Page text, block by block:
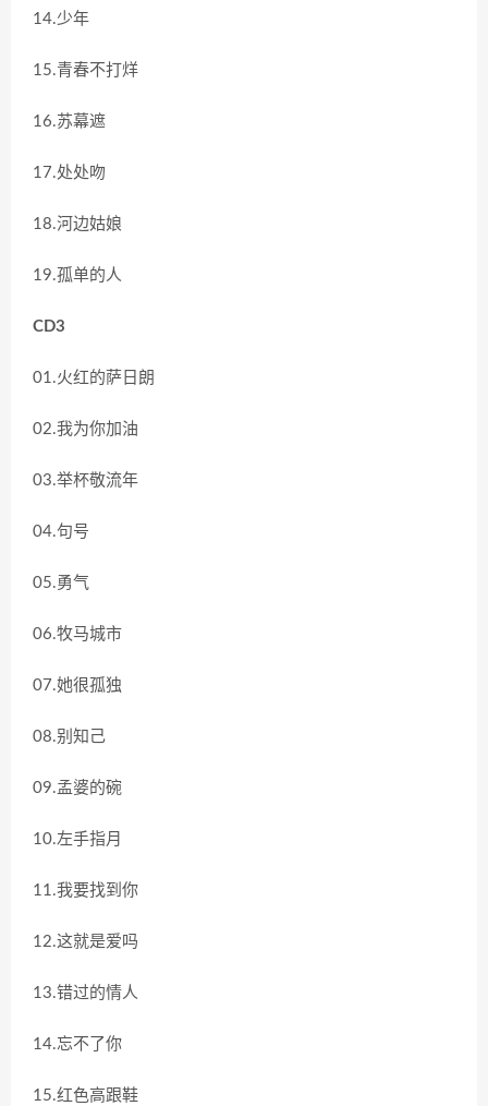
14.少年
15.青春不打烊
16.苏幕遮
17.处处吻
18.河边姑娘
19.孤单的人
CD3
01.火红的萨日朗
02.我为你加油
03.举杯敬流年
04.句号
05.勇气
06.牧马城市
07.她很孤独
08.别知己
09.孟婆的碗
10.左手指月
11.我要找到你
12.这就是爱吗
13.错过的情人
14.忘不了你
15.红色高跟鞋